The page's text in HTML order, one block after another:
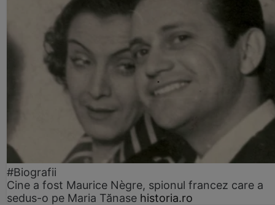
#Biografii
Cine a fost Maurice Nègre, spionul francez care a
sedus-o pe Maria Tănase historia.ro